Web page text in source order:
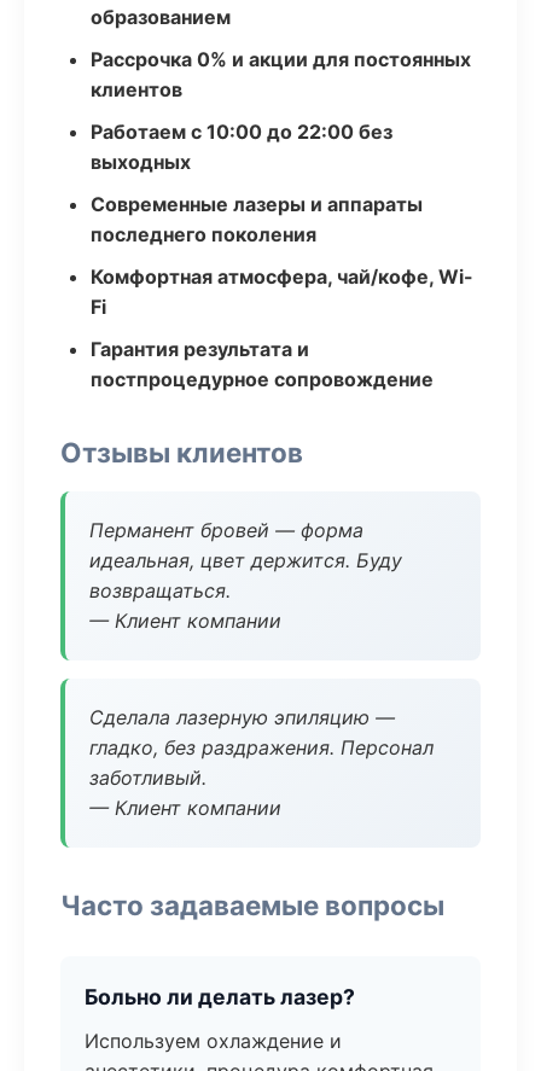
образованием
Рассрочка 0% и акции для постоянных
клиентов
Работаем с 10:00 до 22:00 без
выходных
Современные лазеры и аппараты
последнего поколения
Комфортная атмосфера, чай/кофе, Wi-
Fi
Гарантия результата и
постпроцедурное сопровождение
Отзывы клиентов
Перманент бровей — форма
идеальная, цвет держится. Буду
возвращаться.
— Клиент компании
Сделала лазерную эпиляцию —
гладко, без раздражения. Персонал
заботливый.
— Клиент компании
Часто задаваемые вопросы
Больно ли делать лазер?
Используем охлаждение и